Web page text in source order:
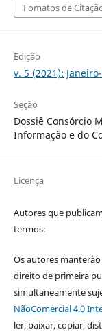
Fomatos de
Edição
v. 5 (2021):
Seção
Dossiê Consórcio
Informação e do
Licença
Autores que
termos:
Os autores
direito de primeira
simultaneamente
NãoComercial 4.0
ler, baixar, copiar,